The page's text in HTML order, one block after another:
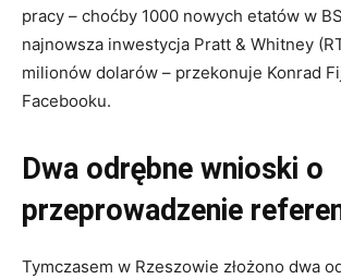
pracy – choćby 1000 nowych etatów w
najnowsza inwestycja Pratt & Whitney
milionów dolarów – przekonuje Konrad
Facebooku.
Dwa odrębne wnioski o
przeprowadzenie
Tymczasem w Rzeszowie złożono dwa